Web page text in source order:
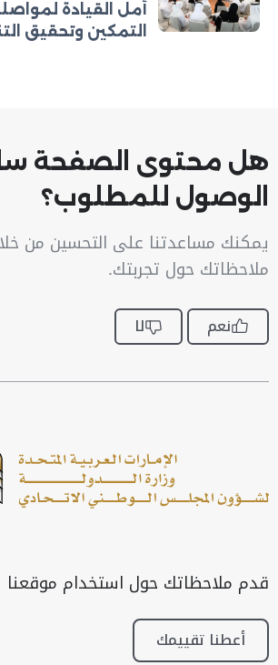
أمل القيادة
التمكين وتحقيق
هل محتوى الصفحة
الوصول للمطلوب؟
يمكنك مساعدتنا على التحسين من
ملاحظاتك حول تجربتك.
نعم لا
قدم ملاحظاتك حول استخدام موقعنا
أعطنا تقييمك